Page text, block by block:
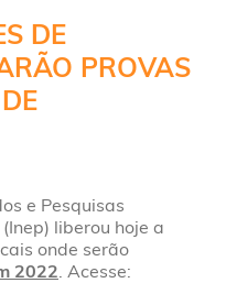
DE
PROVAS
e Pesquisas
liberou hoje a
onde serão
2022 . Acesse: